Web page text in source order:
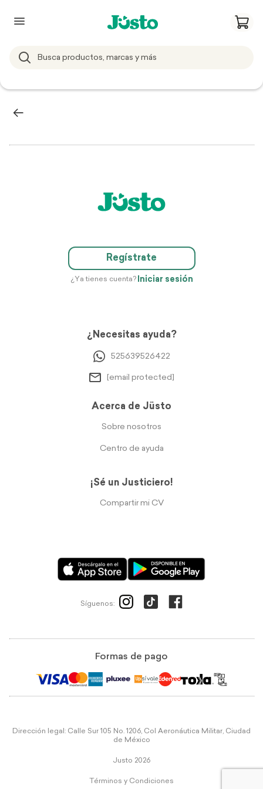
Regístrate
¿Ya tienes cuenta? Iniciar sesión
¿Necesitas ayuda?
525639526422
[email protected]
Acerca de Jüsto
Sobre nosotros
Centro de ayuda
¡Sé un Justiciero!
Compartir mi CV
Síguenos:
Formas de pago
Dirección legal: Calle Sur 105 No. 1206, Col Aeronáutica Militar, Ciudad
de México
Justo 2026
Términos y Condiciones